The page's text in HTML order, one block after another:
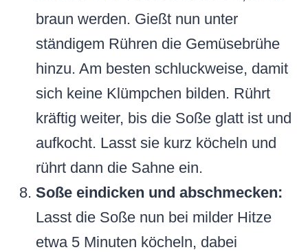
braun werden. Gießt nun unter
ständigem Rühren die Gemüsebrühe
hinzu. Am besten schluckweise, damit
sich keine Klümpchen bilden. Rührt
kräftig weiter, bis die Soße glatt ist und
aufkocht. Lasst sie kurz köcheln und
rührt dann die Sahne ein.
Soße eindicken und abschmecken:
Lasst die Soße nun bei milder Hitze
etwa 5 Minuten köcheln, dabei